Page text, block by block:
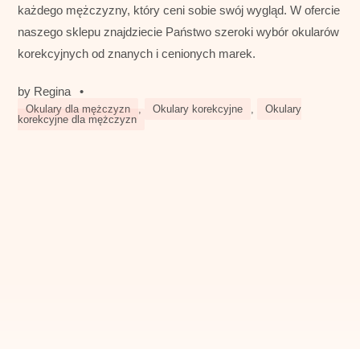
każdego mężczyzny, który ceni sobie swój wygląd. W ofercie
naszego sklepu znajdziecie Państwo szeroki wybór okularów
korekcyjnych od znanych i cenionych marek.
by Regina •
Okulary dla mężczyzn Okulary korekcyjne
Okulary
korekcyjne dla mężczyzn